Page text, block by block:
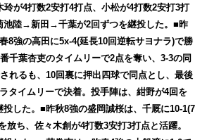
玲が4打数2安打4打点、小松が4打数2安打3打
池陸→新田→千葉が2回ずつを継投した。■昨
8強の高田に5x-4(延長10回逆転サヨナラ)で勝
千葉杏吏のタイムリーで2点を奪い、3-3の同
れるも、10回裏に押出四球で同点とし、最後
タイムリーで決着。投手陣は、紺野が4回を
した。■昨秋8強の盛岡誠桜は、千厩に10-1(7
放ち、佐々木創が4打数3安打3打点と活躍。